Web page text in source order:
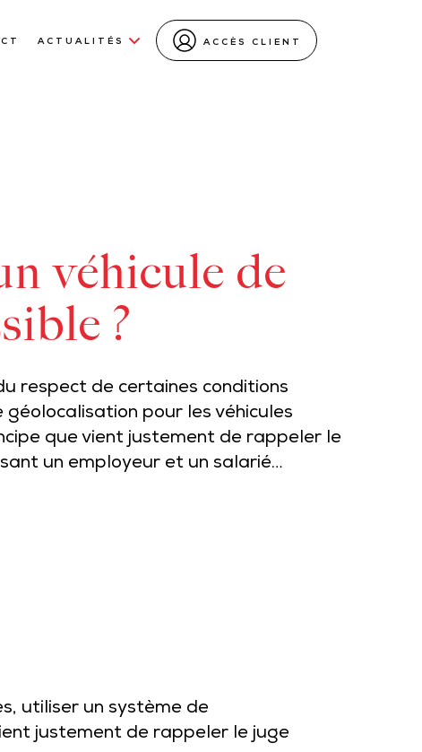
ACTUALITÉS ACCÈS CLIENT
véhicule de
?
respect de certaines conditions
pour les véhicules
que vient justement de rappeler le
un employeur et un salarié…
utiliser un système de
justement de rappeler le juge